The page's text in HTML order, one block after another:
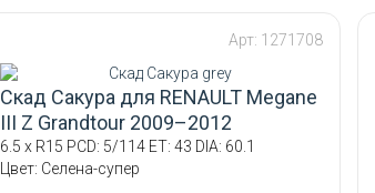
Арт: 1271708
Скад Сакура для RENAULT Megane
III Z Grandtour 2009–2012
6.5 x R15 PCD: 5/114 ET: 43 DIA: 60.1
Цвет: Селена-супер